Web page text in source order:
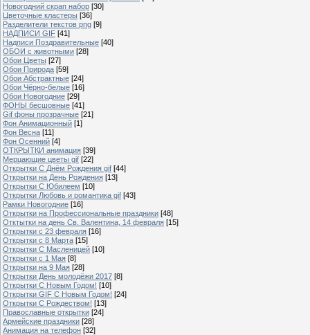
Новогодний скрап набор [30]
Цветочные кластеры [36]
Разделители текстов png [9]
НАДПИСИ GIF [41]
Надписи Поздравительные [40]
ОБОИ с животными [28]
Обои Цветы [27]
Обои Природа [59]
Обои Абстрактные [24]
Обои Чёрно-белые [16]
Обои Новогодние [29]
ФОНЫ бесшовные [41]
Gif фоны прозрачные [21]
Фон Анимационный [1]
Фон Весна [11]
Фон Осенний [4]
ОТКРЫТКИ анимация [39]
Мерцающие цветы gif [22]
Открытки С Днём Рождения gif [44]
Открытки на День Рождения [13]
Открытки С Юбилеем [10]
Открытки Любовь и романтика gif [43]
Рамки Новогодние [16]
Открытки на Профессиональные праздники [48]
Отктытки на день Св. Валентина, 14 февраля [15]
Открытки с 23 февраля [16]
Открытки с 8 Марта [15]
Открытки С Масленицей [10]
Открытки с 1 Мая [8]
Открытки на 9 Мая [28]
Открытки День молодёжи 2017 [8]
Открытки С Новым Годом! [10]
Открытки GIF С Новым Годом! [24]
Открытки С Рождеством! [13]
Православные открытки [24]
Армейские праздники [28]
Анимация на телефон [32]